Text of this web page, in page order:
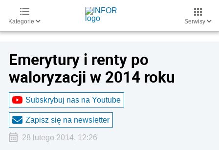
Kategorie Serwisy
Emerytury i renty po
waloryzacji w 2014 roku
Subskrybuj nas na Youtube
Zapisz się na newsletter
28 lutego 2014, 12:26